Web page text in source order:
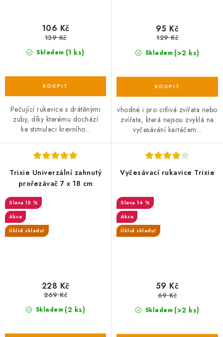
Skladem (1 ks)
106 Kč
139 Kč
Pečující rukavice s drátěnými
zuby, díky kterému dochází
ke stimulaci krevního...
Skladem (>2 ks)
95 Kč
129 Kč
vhodné i pro citlivá zvířata nebo
zvířata, která nejsou zvyklá na
vyčesávání kartáčem...
Trixie Univerzální zahnutý
prořezávač 7 x 18 cm
15 %
Akce
Úklid skladu!
Skladem (2 ks)
228 Kč
269 Kč
Vyčesávací rukavice Trixie
14 %
Akce
Úklid skladu!
Skladem (>2 ks)
59 Kč
69 Kč